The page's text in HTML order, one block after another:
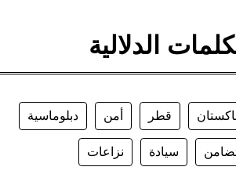
الدلالية
قطر أمن دبلوماسية
سيادة نزاعات